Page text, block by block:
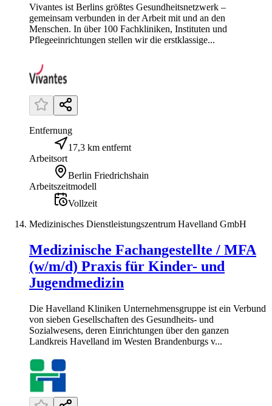
Vivantes ist Berlins größtes Gesundheitsnetzwerk –
gemeinsam verbunden in der Arbeit mit und an den
Menschen. In über 100 Fachkliniken, Instituten und
Pflegeeinrichtungen stellen wir die erstklassige...
Entfernung
17,3 km entfernt
Arbeitsort
Berlin Friedrichshain
Arbeitszeitmodell
Vollzeit
Medizinisches Dienstleistungszentrum Havelland GmbH
Medizinische Fachangestellte / MFA
(w/m/d) Praxis für Kinder- und
Jugendmedizin
Die Havelland Kliniken Unternehmensgruppe ist ein Verbund
von sieben Gesellschaften des Gesundheits- und
Sozialwesens, deren Einrichtungen über den ganzen
Landkreis Havelland im Westen Brandenburgs v...